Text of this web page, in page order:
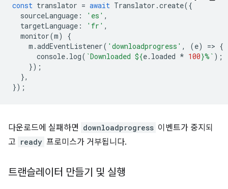
const translator = await Translator .create({
sourceLanguage : 'es' ,
targetLanguage : 'fr' ,
monitor(m)
{
m .addEventListener( 'downloadprogress' , (e) => {
console. log( `Downloaded ${e. loaded * 100}%` );
});
},
});
다운로드에 실패하면 downloadprogress 이벤트가 중지되
고 ready 프로미스가 거부됩니다.
트랜슬레이터 만들기 및 실행